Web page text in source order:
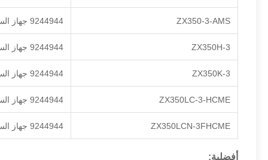
ZX350-3-AMS 9244944 جهاز السفر
ZX350H-3 9244944 جهاز السفر
ZX350K-3 9244944 جهاز السفر
ZX350LC-3-HCME 9244944 جهاز السفر
ZX350LCN-3FHCME 9244944 جهاز السفر
أفضلية: